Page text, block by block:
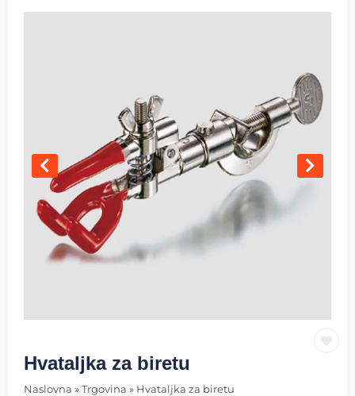
Hvataljka za biretu
Naslovna » Trgovina » Hvataljka za biretu